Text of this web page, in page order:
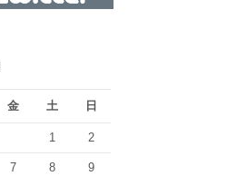
金 土 日
1 2
7 8 9